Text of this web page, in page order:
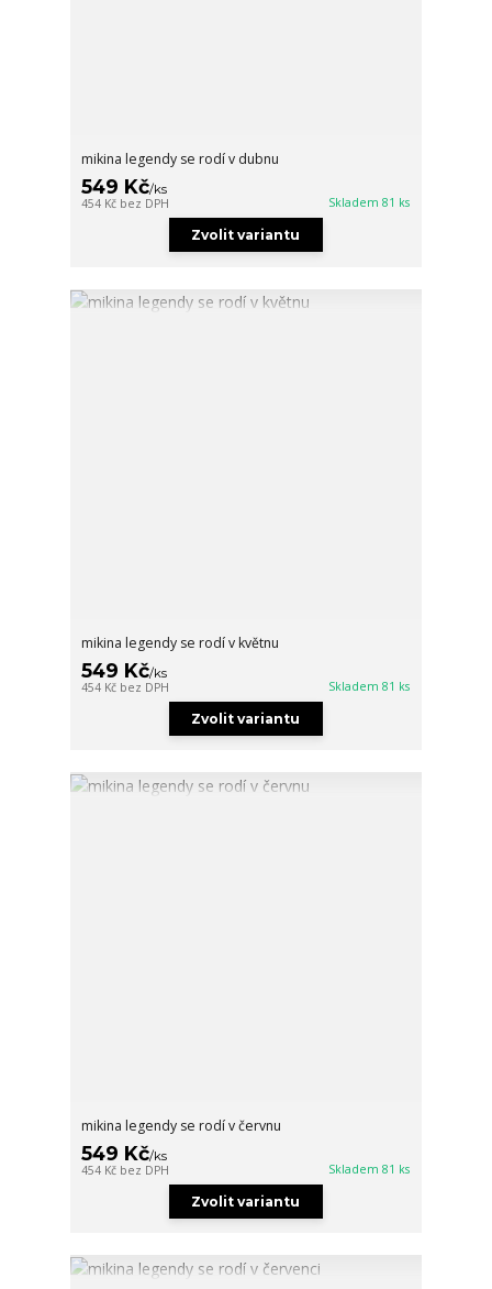
mikina legendy se rodí v dubnu
549 Kč/ks
454 Kč bez DPH Skladem 81 ks
Zvolit variantu
mikina legendy se rodí v květnu
549 Kč/ks
454 Kč bez DPH Skladem 81 ks
Zvolit variantu
mikina legendy se rodí v červnu
549 Kč/ks
454 Kč bez DPH Skladem 81 ks
Zvolit variantu